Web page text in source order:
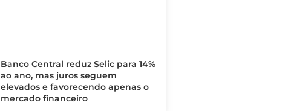
Banco Central reduz Selic para 14%
ao ano, mas juros seguem
elevados e favorecendo apenas o
mercado financeiro